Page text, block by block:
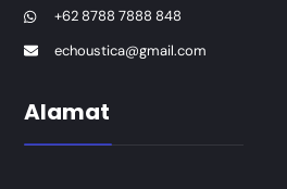
+62 8788 7888 848
echoustica@gmail.com
Alamat